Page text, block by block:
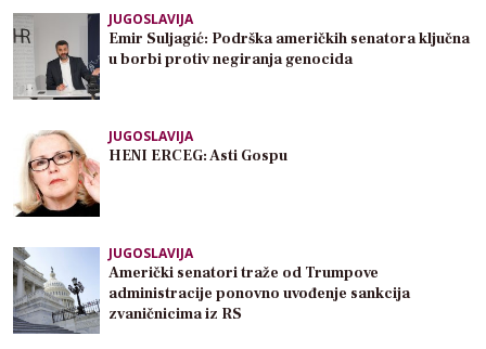
JUGOSLAVIJA
Emir Suljagić: Podrška američkih senatora ključna
u borbi protiv negiranja genocida
JUGOSLAVIJA
HENI ERCEG: Asti Gospu
JUGOSLAVIJA
Američki senatori traže od Trumpove
administracije ponovno uvođenje sankcija
zvaničnicima iz RS